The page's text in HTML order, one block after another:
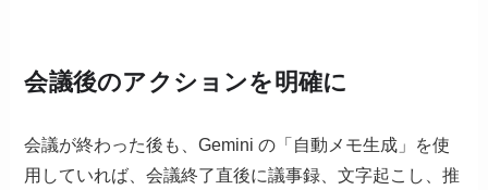
会議後のアクションを明確に
会議が終わった後も、Gemini の「自動メモ生成」を使
用していれば、会議終了直後に議事録、文字起こし、推